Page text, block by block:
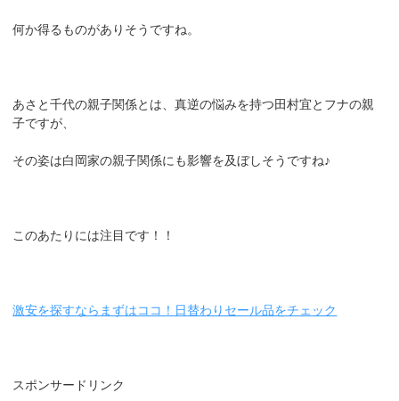
何か得るものがありそうですね。
あさと千代の親子関係とは、真逆の悩みを持つ田村宜とフナの親
子ですが、
その姿は白岡家の親子関係にも影響を及ぼしそうですね♪
このあたりには注目です！！
激安を探すならまずはココ！日替わりセール品をチェック
スポンサードリンク